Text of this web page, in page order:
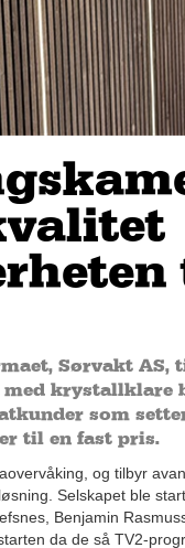
Sørvakt AS,
med krystallklare
som
til en fast pris.
og tilbyr
Selskapet ble
Benjamin
da de så TV2-